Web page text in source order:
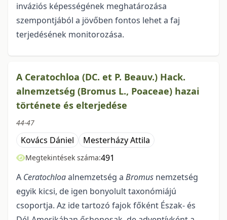
inváziós képes­sé­gé­nek meghatározása
szempontjából a jövőben fontos lehet a faj
terjedésének monitorozása.
A Ceratochloa (DC. et P. Beauv.) Hack.
alnemzetség (Bromus L., Poaceae) hazai
története és elterjedése
44-47
Kovács Dániel Mesterházy Attila
Megtekintések száma:491
A Ceratochloaalnemzetség a Bromus nemzetség
egyik kicsi, de igen bonyolult taxonómiájú
csoportja. Az ide tartozó fajok főként Észak- és